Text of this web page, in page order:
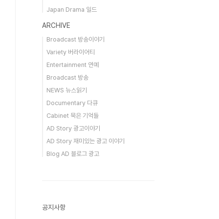
Japan Drama 일드
ARCHIVE
Broadcast 방송이야기
Variety 버라이어티
Entertainment 연예
Broadcast 방송
NEWS 뉴스읽기
Documentary 다큐
Cabinet 묵은 기억들
AD Story 광고이야기
AD Story 재미있는 광고 이야기
Blog AD 블로그 광고
공지사항